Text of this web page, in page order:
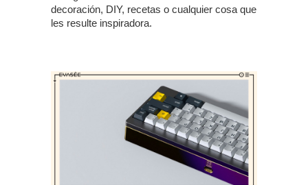
decoración, DIY, recetas o cualquier cosa que
les resulte inspiradora.